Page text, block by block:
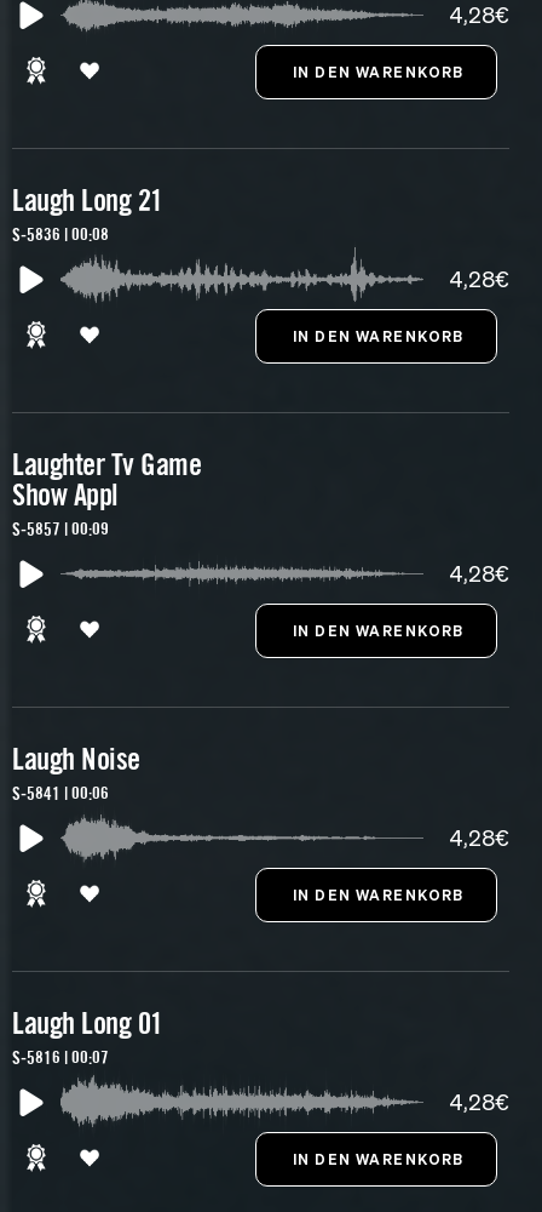
4,28€
Laugh Long 21
S-5836 | 00:08
4,28€
Laughter Tv Game
Show Appl
S-5857 | 00:09
4,28€
Laugh Noise
S-5841 | 00:06
4,28€
Laugh Long 01
S-5816 | 00:07
4,28€